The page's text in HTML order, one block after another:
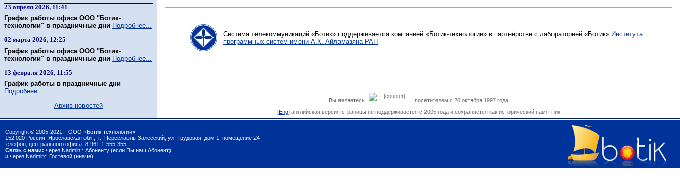
23 апреля 2026, 11:41
График работы офиса ООО "Ботик-
технологии" в праздничные дни Подробнее...
02 марта 2026, 12:25
График работы офиса ООО "Ботик-
технологии" в праздничные дни Подробнее...
13 февраля 2026, 11:55
График работы в праздничные дни
Подробнее...
Архив новостей
Система телекоммуникаций «Ботик» поддерживается компанией «Ботик-технологии» в партнёрстве с лабораторией «Ботик» Института
программных систем имени А.К. Айламазяна РАН
Вы являетесь
посетителем с 20 октября 1997 года
[Eng] английская версия страницы не поддерживается с 2005 года и сохраняется как исторический памятник
Copyright © 2005-2021. ООО «Ботик-технологии»
152 020 Россия, Ярославская обл., г. Переславль-Залесский, ул. Трудовая, дом 1, помещение 24
телефон; центрального офиса 8-961-1-555-355
Связь с нами: через Nadmin:: Абоненту (если Вы наш Абонент)
и через Nadmin:: Гостевой (иначе).